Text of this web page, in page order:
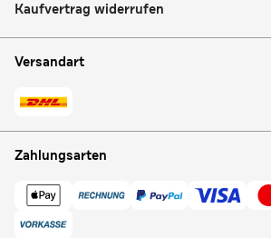
Kaufvertrag widerrufen
Versandart
Zahlungsarten